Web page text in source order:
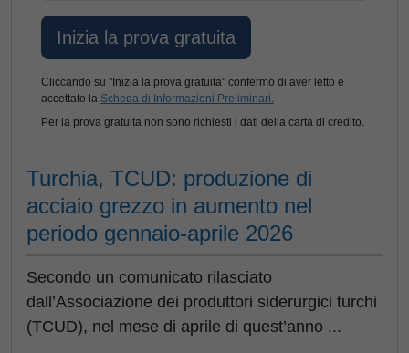
Cliccando su "Inizia la prova gratuita" confermo di aver letto e
accettato la Scheda di Informazioni Preliminari.
Per la prova gratuita non sono richiesti i dati della carta di credito.
Turchia, TCUD: produzione di
acciaio grezzo in aumento nel
periodo gennaio-aprile 2026
Secondo un comunicato rilasciato
dall’Associazione dei produttori siderurgici turchi
(TCUD), nel mese di aprile di quest’anno ...